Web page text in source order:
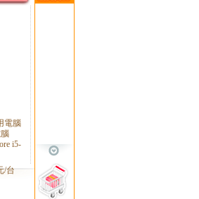
電腦
i5-
/台